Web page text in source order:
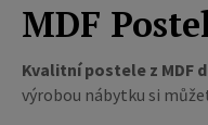
MDF
Kvalitní postele z MDF
výrobou nábytku si